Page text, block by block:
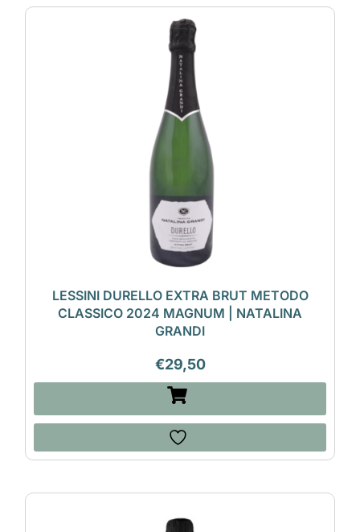
LESSINI DURELLO EXTRA BRUT METODO
CLASSICO 2024 MAGNUM | NATALINA
GRANDI
€29,50